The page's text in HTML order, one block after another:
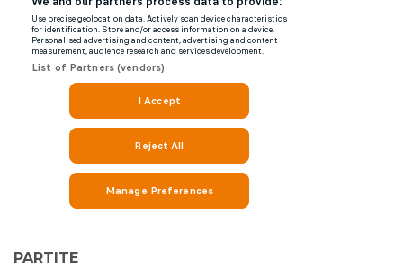
PARTITE